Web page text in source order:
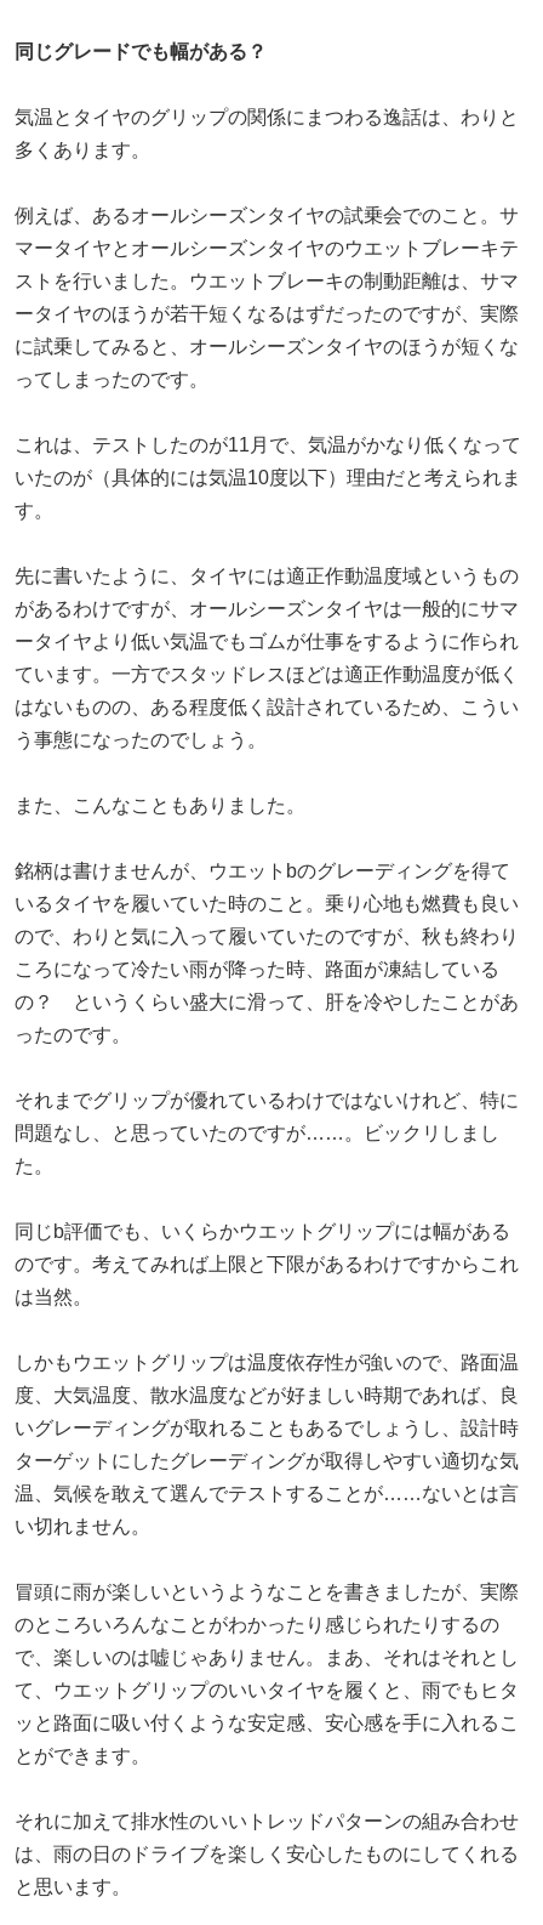
同じグレードでも幅がある？
気温とタイヤのグリップの関係にまつわる逸話は、わりと
多くあります。
例えば、あるオールシーズンタイヤの試乗会でのこと。サ
マータイヤとオールシーズンタイヤのウエットブレーキテ
ストを行いました。ウエットブレーキの制動距離は、サマ
ータイヤのほうが若干短くなるはずだったのですが、実際
に試乗してみると、オールシーズンタイヤのほうが短くな
ってしまったのです。
これは、テストしたのが11月で、気温がかなり低くなって
いたのが（具体的には気温10度以下）理由だと考えられま
す。
先に書いたように、タイヤには適正作動温度域というもの
があるわけですが、オールシーズンタイヤは一般的にサマ
ータイヤより低い気温でもゴムが仕事をするように作られ
ています。一方でスタッドレスほどは適正作動温度が低く
はないものの、ある程度低く設計されているため、こうい
う事態になったのでしょう。
また、こんなこともありました。
銘柄は書けませんが、ウエットbのグレーディングを得て
いるタイヤを履いていた時のこと。乗り心地も燃費も良い
ので、わりと気に入って履いていたのですが、秋も終わり
ころになって冷たい雨が降った時、路面が凍結している
の？ というくらい盛大に滑って、肝を冷やしたことがあ
ったのです。
それまでグリップが優れているわけではないけれど、特に
問題なし、と思っていたのですが……。ビックリしまし
た。
同じb評価でも、いくらかウエットグリップには幅がある
のです。考えてみれば上限と下限があるわけですからこれ
は当然。
しかもウエットグリップは温度依存性が強いので、路面温
度、大気温度、散水温度などが好ましい時期であれば、良
いグレーディングが取れることもあるでしょうし、設計時
ターゲットにしたグレーディングが取得しやすい適切な気
温、気候を敢えて選んでテストすることが……ないとは言
い切れません。
冒頭に雨が楽しいというようなことを書きましたが、実際
のところいろんなことがわかったり感じられたりするの
で、楽しいのは嘘じゃありません。まあ、それはそれとし
て、ウエットグリップのいいタイヤを履くと、雨でもヒタ
ッと路面に吸い付くような安定感、安心感を手に入れるこ
とができます。
それに加えて排水性のいいトレッドパターンの組み合わせ
は、雨の日のドライブを楽しく安心したものにしてくれる
と思います。